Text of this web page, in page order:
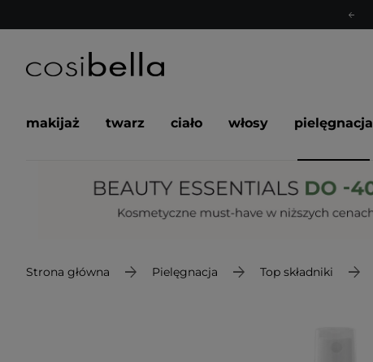
makijaż twarz ciało włosy pielęgnacja
Strona główna Pielęgnacja Top składniki